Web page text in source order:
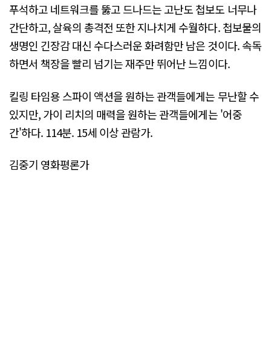
푸석하고 네트워크를 뚫고 드나드는 고난도 첩보도 너무나
간단하고, 살육의 총격전 또한 지나치게 수월하다. 첩보물의
생명인 긴장감 대신 수다스러운 화려함만 남은 것이다. 속독
하면서 책장을 빨리 넘기는 재주만 뛰어난 느낌이다.
킬링 타임용 스파이 액션을 원하는 관객들에게는 무난할 수
있지만, 가이 리치의 매력을 원하는 관객들에게는 '어중
간'하다. 114분. 15세 이상 관람가.
김중기 영화평론가